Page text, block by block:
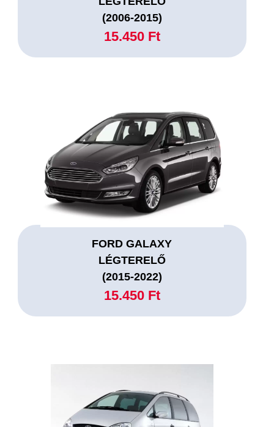
(2006-2015)
15.450 Ft
FORD GALAXY
LÉGTERELŐ
(2015-2022)
15.450 Ft